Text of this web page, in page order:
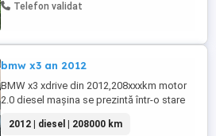
Telefon validat
bmw x3 an 2012
BMW x3 xdrive din 2012,208xxxkm motor
2.0 diesel mașina se prezintă într-o stare
masina se poate vedea in comuna bicaz
2012 | diesel | 208000 km